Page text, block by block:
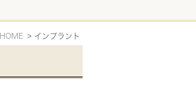
HOME インプラント